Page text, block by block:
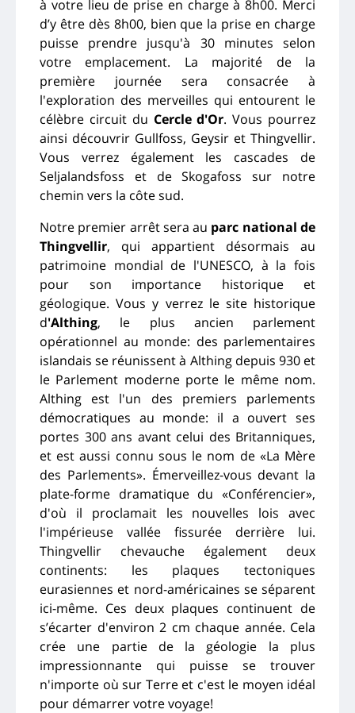
à votre lieu de prise en charge à 8h00. Merci
d’y être dès 8h00, bien que la prise en charge
puisse prendre jusqu'à 30 minutes selon
votre emplacement. La majorité de la
première journée sera consacrée à
l'exploration des merveilles qui entourent le
célèbre circuit du Cercle d'Or. Vous pourrez
ainsi découvrir Gullfoss, Geysir et Thingvellir.
Vous verrez également les cascades de
Seljalandsfoss et de Skogafoss sur notre
chemin vers la côte sud.
Notre premier arrêt sera au parc national de
Thingvellir, qui appartient désormais au
patrimoine mondial de l'UNESCO, à la fois
pour son importance historique et
géologique. Vous y verrez le site historique
d'Althing, le plus ancien parlement
opérationnel au monde: des parlementaires
islandais se réunissent à Althing depuis 930 et
le Parlement moderne porte le même nom.
Althing est l'un des premiers parlements
démocratiques au monde: il a ouvert ses
portes 300 ans avant celui des Britanniques,
et est aussi connu sous le nom de «La Mère
des Parlements». Émerveillez-vous devant la
plate-forme dramatique du «Conférencier»,
d'où il proclamait les nouvelles lois avec
l'impérieuse vallée fissurée derrière lui.
Thingvellir chevauche également deux
continents: les plaques tectoniques
eurasiennes et nord-américaines se séparent
ici-même. Ces deux plaques continuent de
s’écarter d'environ 2 cm chaque année. Cela
crée une partie de la géologie la plus
impressionnante qui puisse se trouver
n'importe où sur Terre et c'est le moyen idéal
pour démarrer votre voyage!